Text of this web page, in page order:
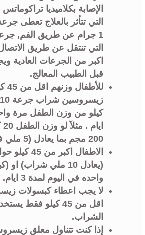
الإصابة بكلاميديا تراكوماتس
التي تتأثر بالعلاج تعطى
1 جرام عن طريق الفم,
التي تنتقل عن طريق
اكبر من الجرعات العادية
قبل الطبيب المعالج.
200 مجم بما يعادل (5 ملي في اليوم)
واحده في اليوم لمدة 3 ايام.
لا يجب اعطاء كبسولات
اقل من 45 كيلو فقط
الشراب.
إذا كنت تتناول معلق